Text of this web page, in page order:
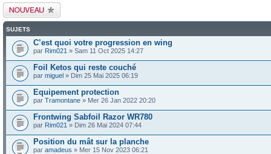
Publier un nouveau
sujet
SUJETS
C’est quoi votre progression en wing
par Rim021 » Sam 11 Oct 2025 14:27
Foil Ketos qui reste couché
par miguel » Dim 25 Mai 2025 06:19
Equipement protection
par Tramontane » Mer 26 Jan 2022 20:20
Frontwing Sabfoil Razor WR780
par Rim021 » Dim 26 Mai 2024 07:44
Position du mât sur la planche
par amadeus » Mer 15 Nov 2023 06:21